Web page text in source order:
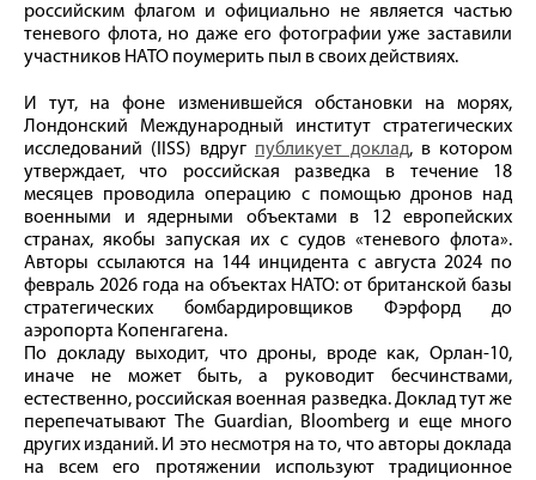
российским флагом и официально не является частью
теневого флота, но даже его фотографии уже заставили
участников НАТО поумерить пыл в своих действиях.
И тут, на фоне изменившейся обстановки на морях,
Лондонский Международный институт стратегических
исследований (IISS) вдруг публикует доклад, в котором
утверждает, что российская разведка в течение 18
месяцев проводила операцию с помощью дронов над
военными и ядерными объектами в 12 европейских
странах, якобы запуская их с судов «теневого флота».
Авторы ссылаются на 144 инцидента с августа 2024 по
февраль 2026 года на объектах НАТО: от британской базы
стратегических бомбардировщиков Фэрфорд до
аэропорта Копенгагена.
По докладу выходит, что дроны, вроде как, Орлан-10,
иначе не может быть, а руководит бесчинствами,
естественно, российская военная разведка. Доклад тут же
перепечатывают The Guardian, Bloomberg и еще много
других изданий. И это несмотря на то, что авторы доклада
на всем его протяжении используют традиционное